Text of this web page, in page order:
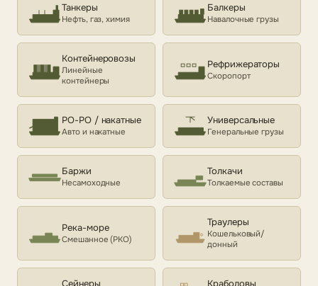
Танкеры
Нефть, газ, химия
Балкеры
Навалочные грузы
Контейнеровозы
Линейные
контейнеры
Рефрижераторы
Скоропорт
РО-РО / накатные
Авто и накатные
Универсальные
Генеральные грузы
Баржи
Несамоходные
Толкачи
Толкаемые составы
Река-море
Смешанное (РКО)
Траулеры
Кошельковый/
донный
Сейнеры Краболовы